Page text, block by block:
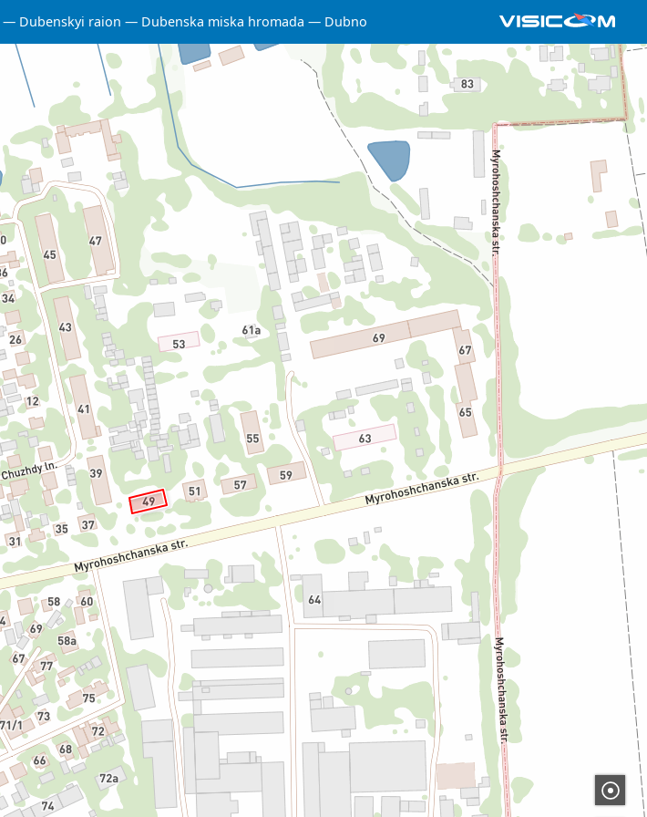
Dubenskyi raion Dubenska miska hromada Dubno